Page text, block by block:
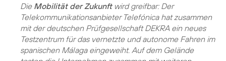
Die Mobilität der Zukunftwird greifbar: Der
Telekommunikationsanbieter Telefónica hat zusammen
mit der deutschen Prüfgesellschaft DEKRA ein neues
Testzentrum für das vernetzte und autonome Fahren im
spanischen Málaga eingeweiht. Auf dem Gelände